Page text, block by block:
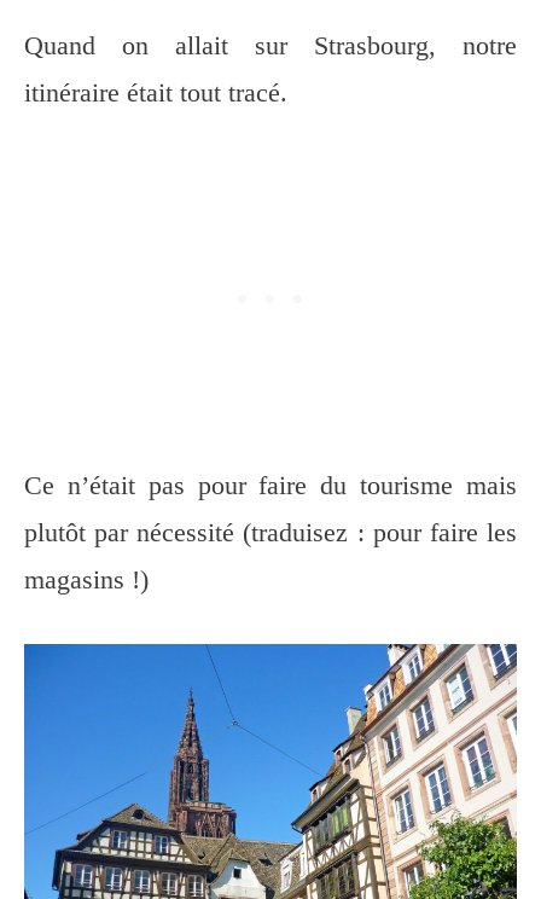
Quand on allait sur Strasbourg, notre
itinéraire était tout tracé.
Ce n’était pas pour faire du tourisme mais
plutôt par nécessité (traduisez : pour faire les
magasins !)